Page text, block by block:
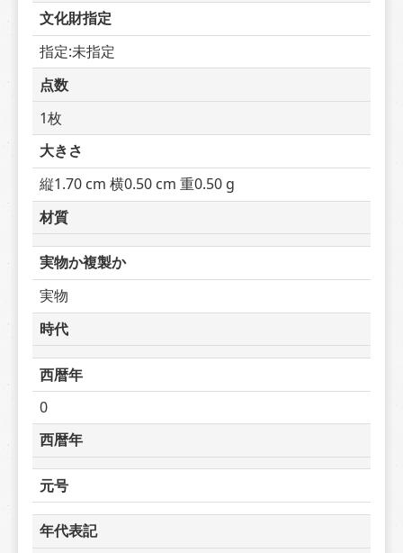
文化財指定
指定:未指定
点数
1枚
大きさ
縦1.70 cm 横0.50 cm 重0.50 g
材質
実物か複製か
実物
時代
西暦年
0
西暦年
元号
年代表記